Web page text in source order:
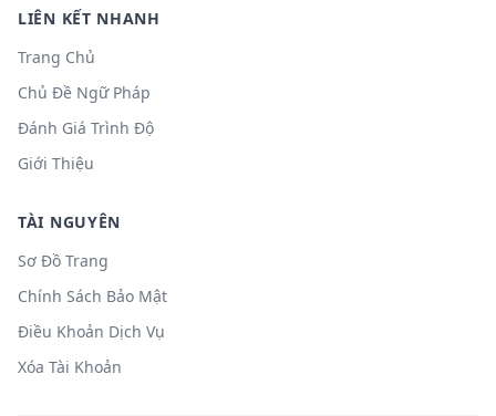
LIÊN KẾT NHANH
Trang Chủ
Chủ Đề Ngữ Pháp
Đánh Giá Trình Độ
Giới Thiệu
TÀI NGUYÊN
Sơ Đồ Trang
Chính Sách Bảo Mật
Điều Khoản Dịch Vụ
Xóa Tài Khoản